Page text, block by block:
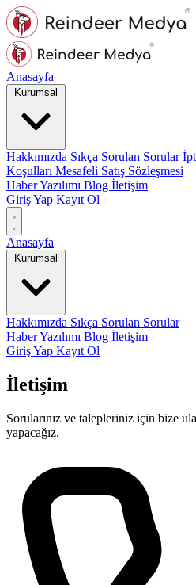
Anasayfa
Kurumsal
Hakkımızda Sıkça Sorulan Sorular
Koşulları Mesafeli Satış Sözleşmesi
Haber Yazılımı Blog İletişim
Giriş Yap Kayıt Ol
Anasayfa
Kurumsal
Hakkımızda Sıkça Sorulan Sorular
Haber Yazılımı Blog İletişim
Giriş Yap Kayıt Ol
İletişim
Sorularınız ve talepleriniz için bize
yapacağız.